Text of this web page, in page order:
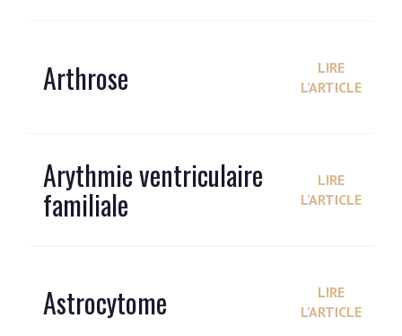
Arthrose
LIRE
L'ARTICLE
Arythmie ventriculaire
familiale
LIRE
L'ARTICLE
Astrocytome
LIRE
L'ARTICLE